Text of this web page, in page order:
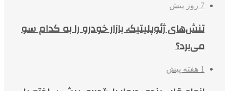
7 روز پیش
تنش‌های ژئوپلیتیک، بازار خودرو را به کدام سو
می‌برد؟
1 هفته پیش